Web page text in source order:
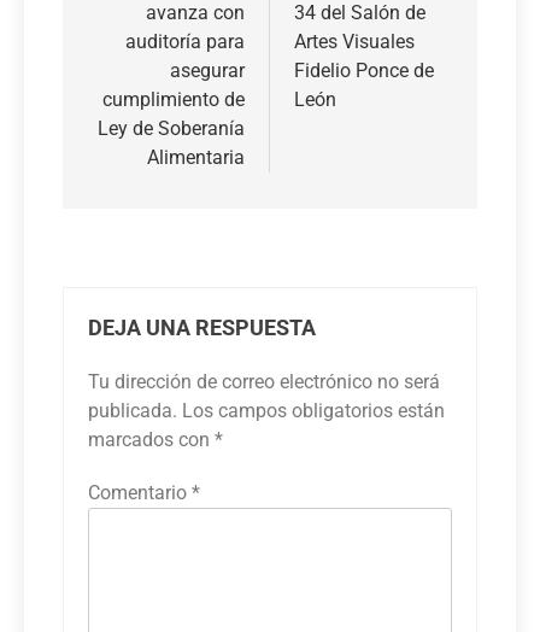
entradas
avanza con
auditoría para
asegurar
cumplimiento de
Ley de Soberanía
Alimentaria
34 del Salón de
Artes Visuales
Fidelio Ponce de
León
DEJA UNA RESPUESTA
Tu dirección de correo electrónico no será
publicada. Los campos obligatorios están
marcados con *
Comentario *